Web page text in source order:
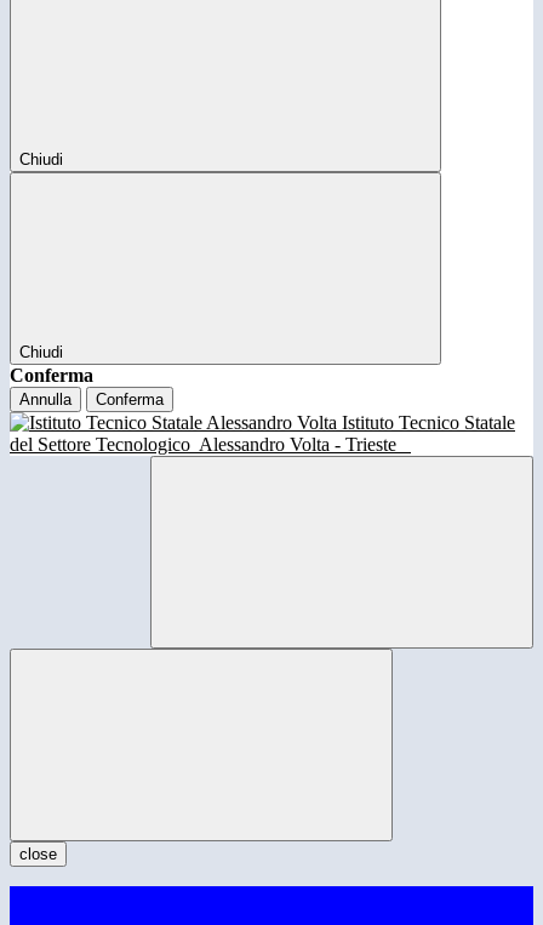
Chiudi
Chiudi
Conferma
Annulla Conferma
Istituto Tecnico Statale
del Settore Tecnologico Alessandro Volta - Trieste
close